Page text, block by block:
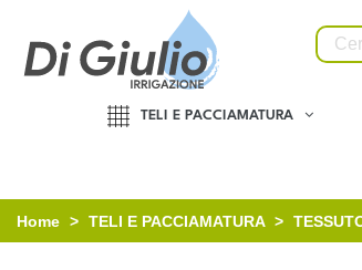
TELI E PACCIAMATURA
Home > TELI E PACCIAMATURA >